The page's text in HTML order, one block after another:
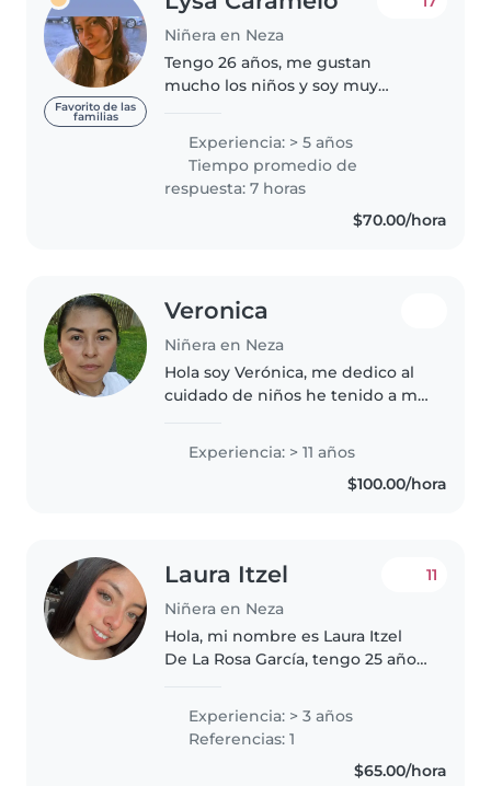
Favorito de las
familias
Niñera en Neza
Tengo 26 años, me gustan
mucho los niños y soy muy
jugar con ellos, ayudarles a sus
actividades y obligaciones. Soy
muy activa, puedo hacer
actividades..
Experiencia: > 5 años
Tiempo promedio de
respuesta: 7 horas
$70.00/hora
Veronica
Niñera en Neza
Hola soy Verónica, me dedico al
cuidado de niños he tenido a mi
nacido hasta 8 años de edad he
trabajado con familias mexicanas
y extranjeros tengo mas de..
Experiencia: > 11 años
$100.00/hora
Laura Itzel
Niñera en Neza
11
Hola, mi nombre es Laura Itzel
De La Rosa García, tengo 25 años.
Preescolar, tengo cinco años de
experiencia trabajando con
grupos de 25 a 30 alumnos de..
Experiencia: > 3 años
Referencias: 1
$65.00/hora